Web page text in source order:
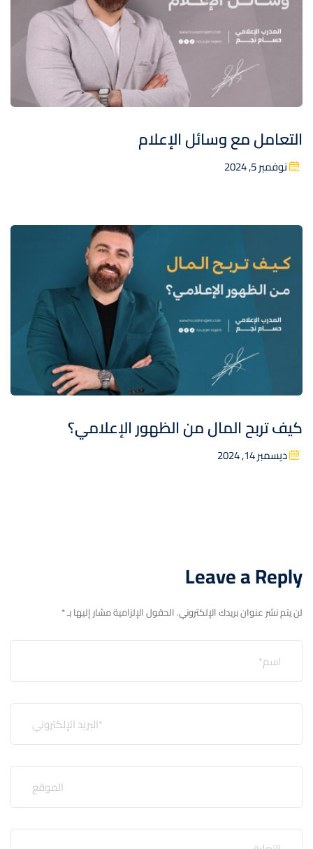
التعامل مع وسائل الإعلام
نوفمبر 5, 2024
كيف تربح المال من الظهور الإعلامي؟
ديسمبر 14, 2024
Leave a Reply
لن يتم نشر عنوان بريدك الإلكتروني. الحقول الإلزامية مشار إليها بـ*